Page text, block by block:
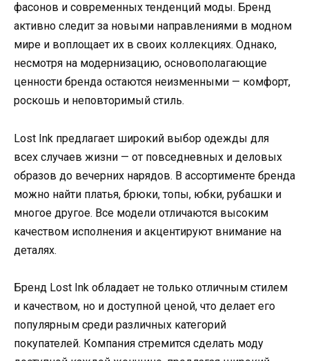
фасонов и современных тенденций моды. Бренд
активно следит за новыми направлениями в модном
мире и воплощает их в своих коллекциях. Однако,
несмотря на модернизацию, основополагающие
ценности бренда остаются неизменными — комфорт,
роскошь и неповторимый стиль.
Lost Ink предлагает широкий выбор одежды для
всех случаев жизни — от повседневных и деловых
образов до вечерних нарядов. В ассортименте бренда
можно найти платья, брюки, топы, юбки, рубашки и
многое другое. Все модели отличаются высоким
качеством исполнения и акцентируют внимание на
деталях.
Бренд Lost Ink обладает не только отличным стилем
и качеством, но и доступной ценой, что делает его
популярным среди различных категорий
покупателей. Компания стремится сделать моду